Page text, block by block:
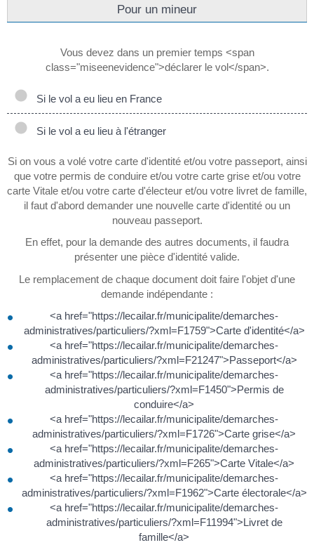
Pour un mineur
Vous devez dans un premier temps <span
class="miseenevidence">déclarer le vol</span>.
Si le vol a eu lieu en France
Si le vol a eu lieu à l'étranger
Si on vous a volé votre carte d'identité et/ou votre passeport, ainsi
que votre permis de conduire et/ou votre carte grise et/ou votre
carte Vitale et/ou votre carte d'électeur et/ou votre livret de famille,
il faut d'abord demander une nouvelle carte d'identité ou un
nouveau passeport.
En effet, pour la demande des autres documents, il faudra
présenter une pièce d'identité valide.
Le remplacement de chaque document doit faire l'objet d'une
demande indépendante :
<a href="https://lecailar.fr/municipalite/demarches-
administratives/particuliers/?xml=F1759">Carte d'identité</a>
<a href="https://lecailar.fr/municipalite/demarches-
administratives/particuliers/?xml=F21247">Passeport</a>
<a href="https://lecailar.fr/municipalite/demarches-
administratives/particuliers/?xml=F1450">Permis de
conduire</a>
<a href="https://lecailar.fr/municipalite/demarches-
administratives/particuliers/?xml=F1726">Carte grise</a>
<a href="https://lecailar.fr/municipalite/demarches-
administratives/particuliers/?xml=F265">Carte Vitale</a>
<a href="https://lecailar.fr/municipalite/demarches-
administratives/particuliers/?xml=F1962">Carte électorale</a>
<a href="https://lecailar.fr/municipalite/demarches-
administratives/particuliers/?xml=F11994">Livret de
famille</a>